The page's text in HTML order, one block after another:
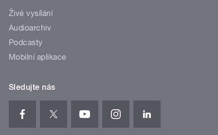
Živé vysílání
Audioarchiv
Podcasty
Mobilní aplikace
Sledujte nás